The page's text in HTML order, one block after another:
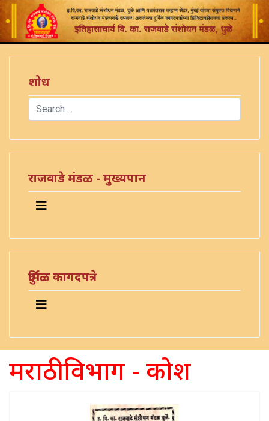
शोध
Search
राजवाडे मंडळ - मुख्यपान
दुर्मिळ कागदपत्रे
मराठी विभाग - कोश